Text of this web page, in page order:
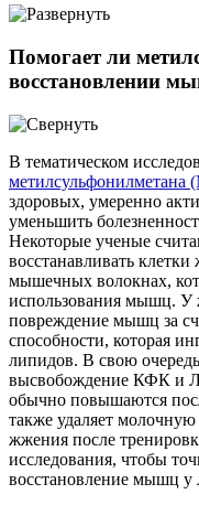
Помогает ли
восстановлении
В тематическом
здоровых, умеренно
уменьшить
Некоторые ученые
восстанавливать
мышечных волокнах,
использования мышц.
повреждение мышц за
способности, которая
липидов. В свою
высвобождение КФК и
обычно повышаются
также удаляет
жжения после
исследования, чтобы
восстановление мышц у